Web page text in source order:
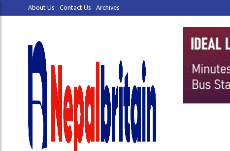
About Us Contact Us Archives